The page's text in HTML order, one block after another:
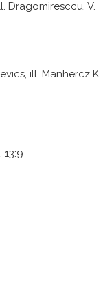
Dragomiresccu, V.
ill. Manhercz K.,
13:9